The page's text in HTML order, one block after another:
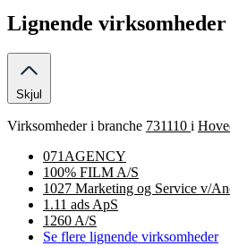
Lignende virksomheder
Skjul
Virksomheder i branche 731110 i
071AGENCY
100% FILM A/S
1027 Marketing og Service v/
1.11 ads ApS
1260 A/S
Se flere lignende virksomheder